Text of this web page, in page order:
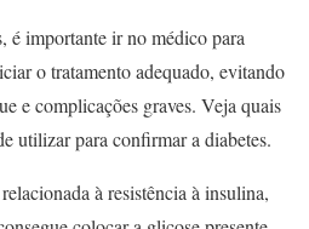
é importante ir no médico para
o tratamento adequado, evitando
e complicações graves. Veja quais
utilizar para confirmar a diabetes.
à resistência à insulina,